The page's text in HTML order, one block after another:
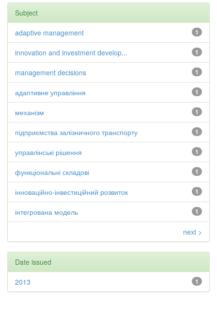
Subject
1
adaptive management
1
innovation and investment develop...
1
management decisions
1
адаптивне управління
1
механізм
1
підприємства залізничного транспорту
1
управлінські рішення
1
функціональні складові
1
інноваційно-інвестиційний розвиток
1
інтегрована модель
next >
Date issued
1
2013